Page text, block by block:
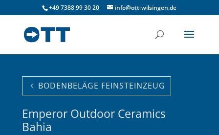
+49 7388 99 30 20 info@ott-wilsingen.de
BODENBELÄGE FEINSTEINZEUG
Emperor Outdoor Ceramics
Bahia